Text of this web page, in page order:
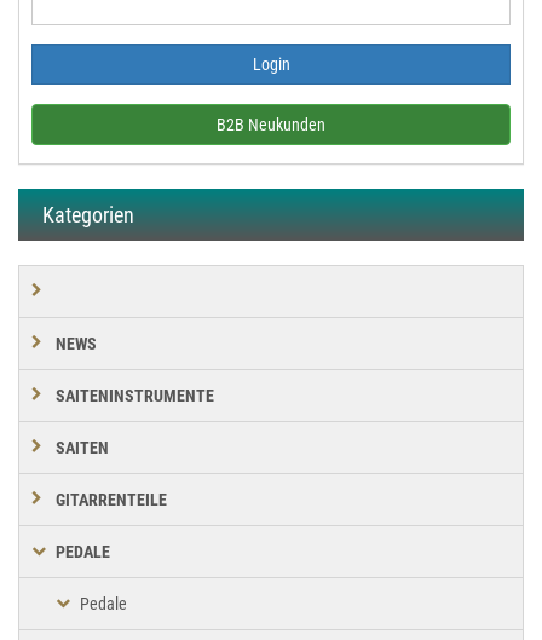
B2B Neukunden
Kategorien
NEWS
SAITENINSTRUMENTE
SAITEN
GITARRENTEILE
PEDALE
Pedale